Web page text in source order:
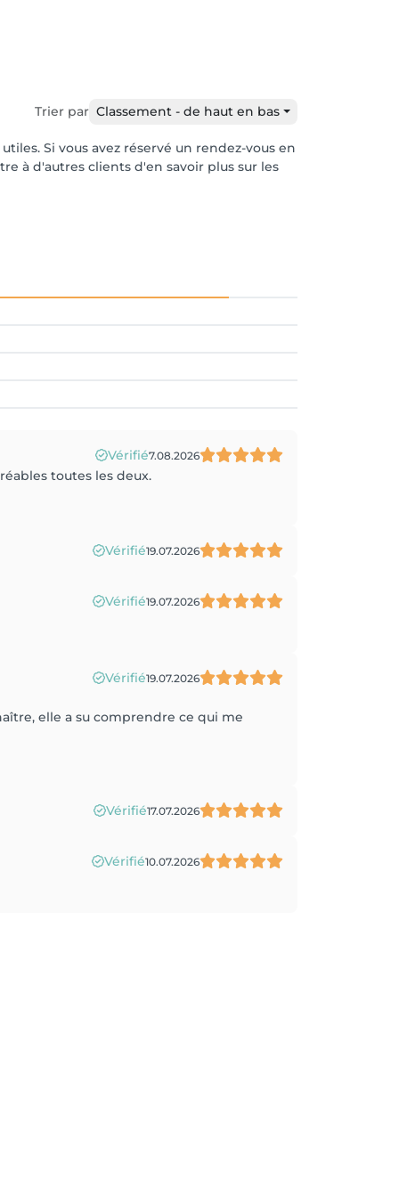
Trier par Classement - de haut en bas
Si vous avez réservé un rendez-vous en
à d'autres clients d'en savoir plus sur les
Vérifié7.08.2026
toutes les deux.
Vérifié19.07.2026
Vérifié19.07.2026
Vérifié19.07.2026
elle a su comprendre ce qui me
Vérifié17.07.2026
Vérifié10.07.2026